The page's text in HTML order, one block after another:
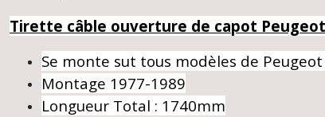
Tirette câble ouverture de capot
Se monte sut tous modèles de
Montage 1977-1989
Longueur Total : 1740mm